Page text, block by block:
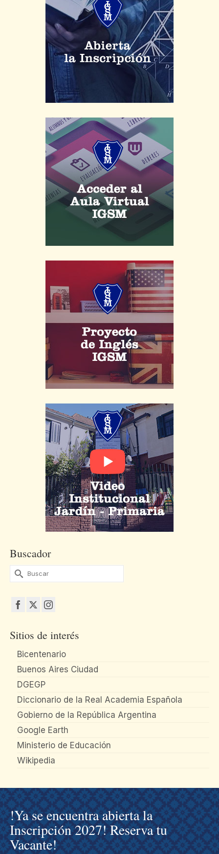
Buscador
Buscar
por:
Sitios de interés
Bicentenario
Buenos Aires Ciudad
DGEGP
Diccionario de la Real Academia Española
Gobierno de la República Argentina
Google Earth
Ministerio de Educación
Wikipedia
!Ya se encuentra abierta la
Inscripción 2027! Reserva tu
Vacante!